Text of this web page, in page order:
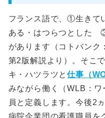
フランス語で、①生きて
ある・はつらつとした
があります（コトバン
第2版解説より）。そこ
キ・ハツラツと仕事（
みながら働く（WLB：
員と定義します。今後2